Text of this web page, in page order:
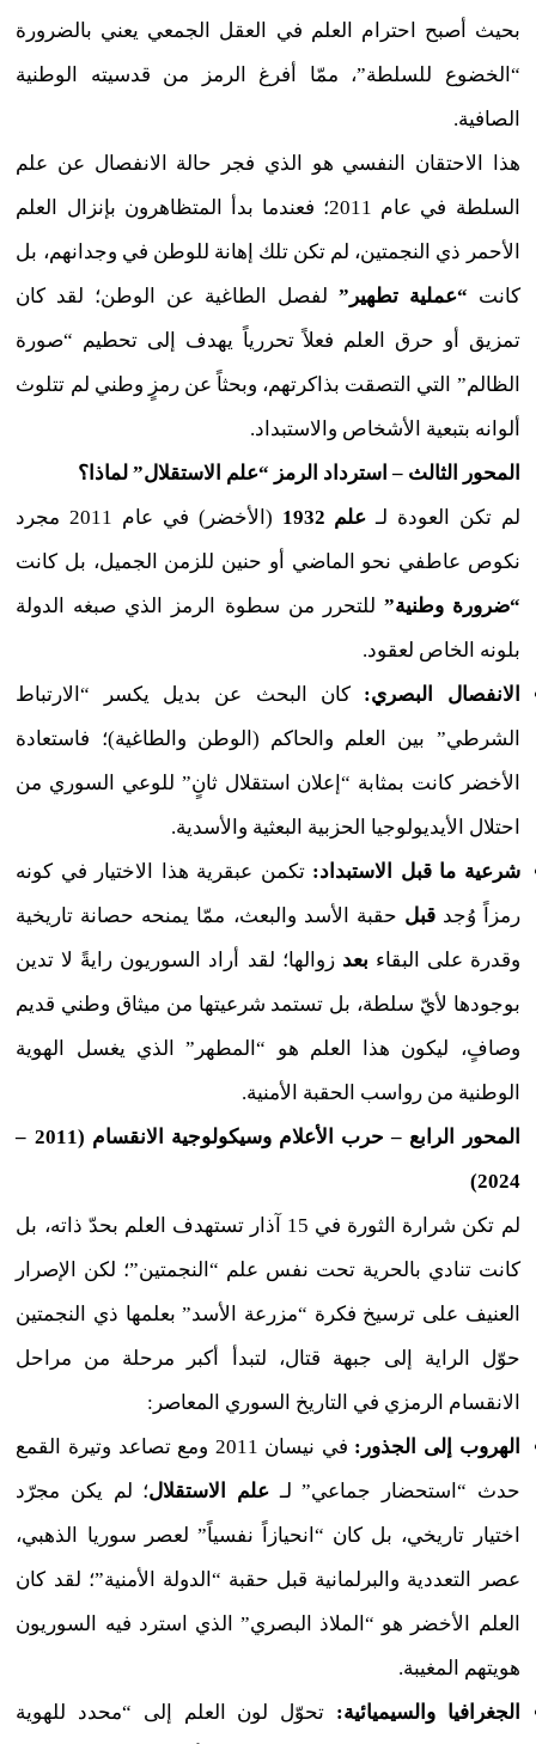
بحيث أصبح احترام العلم في العقل الجمعي يعني بالضرورة
“الخضوع للسلطة”، ممّا أفرغ الرمز من قدسيته الوطنية
الصافية.
هذا الاحتقان النفسي هو الذي فجر حالة الانفصال عن علم
السلطة في عام 2011؛ فعندما بدأ المتظاهرون بإنزال العلم
الأحمر ذي النجمتين، لم تكن تلك إهانة للوطن في وجدانهم، بل
كانت “عملية تطهير” لفصل الطاغية عن الوطن؛ لقد كان
تمزيق أو حرق العلم فعلاً تحررياً يهدف إلى تحطيم “صورة
الظالم” التي التصقت بذاكرتهم، وبحثاً عن رمزٍ وطني لم تتلوث
ألوانه بتبعية الأشخاص والاستبداد.
المحور الثالث – استرداد الرمز “علم الاستقلال” لماذا؟
لم تكن العودة لـ علم 1932
(الأخضر) في عام 2011 مجرد
نكوص عاطفي نحو الماضي أو حنين للزمن الجميل، بل كانت
“ضرورة وطنية” للتحرر من سطوة الرمز الذي صبغه الدولة
بلونه الخاص لعقود.
الانفصال البصري: كان البحث عن بديل يكسر “الارتباط
الشرطي” بين العلم والحاكم (الوطن والطاغية)؛ فاستعادة
الأخضر كانت بمثابة “إعلان استقلال ثانٍ” للوعي السوري من
احتلال الأيديولوجيا الحزبية البعثية والأسدية.
شرعية ما قبل الاستبداد: تكمن عبقرية هذا الاختيار في كونه
رمزاً وُجدقبل حقبة الأسد والبعث، ممّا يمنحه حصانة تاريخية
وقدرة على البقاء بعد زوالها؛ لقد أراد السوريون رايةً لا تدين
بوجودها لأيّ سلطة، بل تستمد شرعيتها من ميثاق وطني قديم
وصافٍ، ليكون هذا العلم هو “المطهر” الذي يغسل الهوية
الوطنية من رواسب الحقبة الأمنية.
المحور الرابع – حرب الأعلام وسيكولوجية الانقسام (2011 –
2024)
لم تكن شرارة الثورة في 15 آذار تستهدف العلم بحدّ ذاته، بل
كانت تنادي بالحرية تحت نفس علم “النجمتين”؛ لكن الإصرار
العنيف على ترسيخ فكرة “مزرعة الأسد” بعلمها ذي النجمتين
حوّل الراية إلى جبهة قتال، لتبدأ أكبر مرحلة من مراحل
الانقسام الرمزي في التاريخ السوري المعاصر:
الهروب إلى الجذور:
في نيسان 2011 ومع تصاعد وتيرة القمع
حدث “استحضار جماعي” لـ علم الاستقلال؛ لم يكن مجرّد
اختيار تاريخي، بل كان “انحيازاً نفسياً” لعصر سوريا الذهبي،
عصر التعددية والبرلمانية قبل حقبة “الدولة الأمنية”؛ لقد كان
العلم الأخضر هو “الملاذ البصري” الذي استرد فيه السوريون
هويتهم المغيبة.
الجغرافيا والسيميائية: تحوّل لون العلم إلى “محدد للهوية